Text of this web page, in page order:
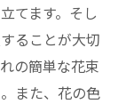
てます。そし
ることが大切
の簡単な花束
また、花の色